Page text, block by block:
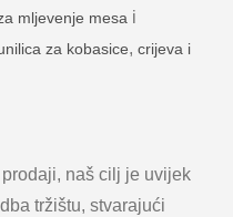
mljevenje mesa i
za kobasice, crijeva i
naš cilj je uvijek
tržištu, stvarajući